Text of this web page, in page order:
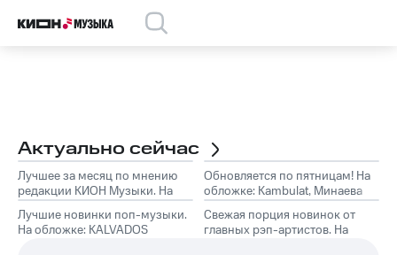
Актуально сейчас
Лучшее за месяц по мнению
редакции КИОН Музыки. На
обложке: Marselle
Обновляется по пятницам! На
обложке: Kambulat, Минаева
Лучшие новинки поп-музыки.
На обложке: KALVADOS
Свежая порция новинок от
главных рэп-артистов. На